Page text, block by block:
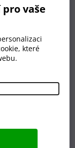
vaše
které